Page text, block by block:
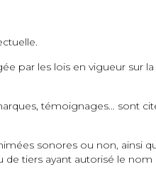
les lois en vigueur sur
témoignages… sont
sonores ou non, ainsi
tiers ayant autorisé le nom